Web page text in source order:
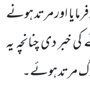
اور مرتد ہونے
خبر دی چنانچہ یہ
مرتد ہوئے۔